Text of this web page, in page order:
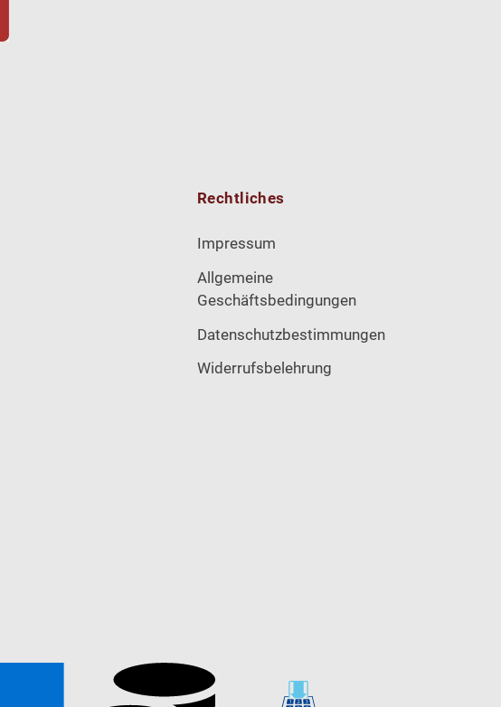
Rechtliches
Impressum
Allgemeine
Geschäftsbedingungen
Datenschutzbestimmungen
Widerrufsbelehrung